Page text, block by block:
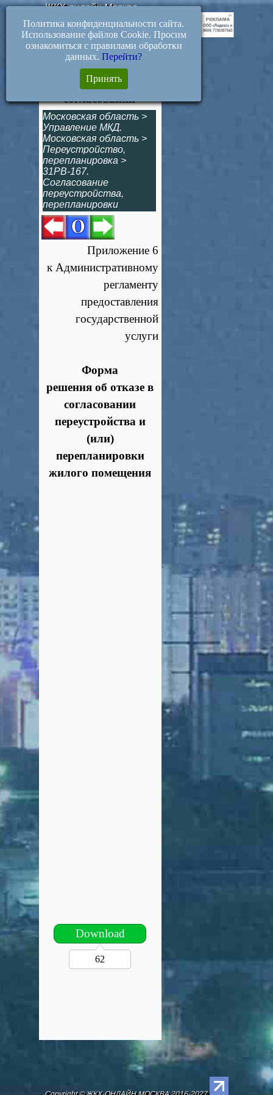
ЖКХ-онлайн.Москва
Прил.6. Форма
решения об отказе в
согласовании
Московская область >
Управление МКД.
Московская область >
Переустройство,
перепланировка >
31РВ-167.
Согласование
переустройства,
перепланировки
Приложение 6
к Административному
регламенту
предоставления
государственной
услуги
Форма
решения об отказе в
согласовании
переустройства и
(или)
перепланировки
жилого помещения
Download
62
Политика конфиденциальности сайта.
Использование файлов Cookie. Просим
ознакомиться с правилами обработки
данных. Перейти?
Принять